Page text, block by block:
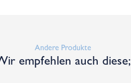
Andere Produkte
empfehlen auch diese;